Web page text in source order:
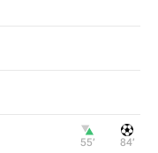
55‎’‎ 84‎’‎